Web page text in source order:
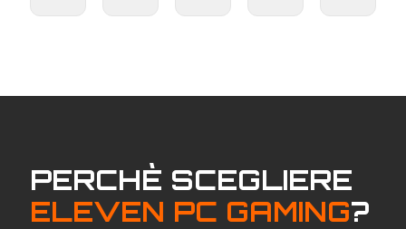
era:attuale
PERCHÈ SCEGLIERE
ELEVEN PC GAMING?